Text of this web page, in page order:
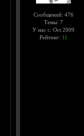
Сообщений: 476
Темы: 7
У нас с: Oct 2009
Рейтинг: 11